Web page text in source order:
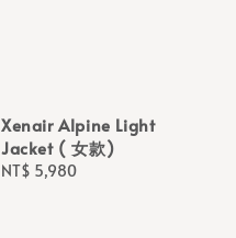
Xenair Alpine Light
Jacket ( 女款)
Regular
NT$ 5,980